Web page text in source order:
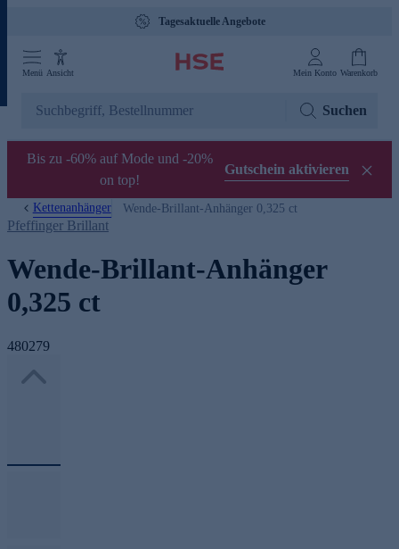
Tagesaktuelle Angebote
Menü Ansicht Mein Konto Warenkorb
Suchen
Bis zu -60% auf Mode und -20%
on top!
Gutschein aktivieren
Kettenanhänger Wende-Brillant-Anhänger 0,325 ct
Pfeffinger Brillant
Wende-Brillant-Anhänger
0,325 ct
480279